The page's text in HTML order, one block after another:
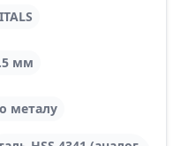
мм
металу